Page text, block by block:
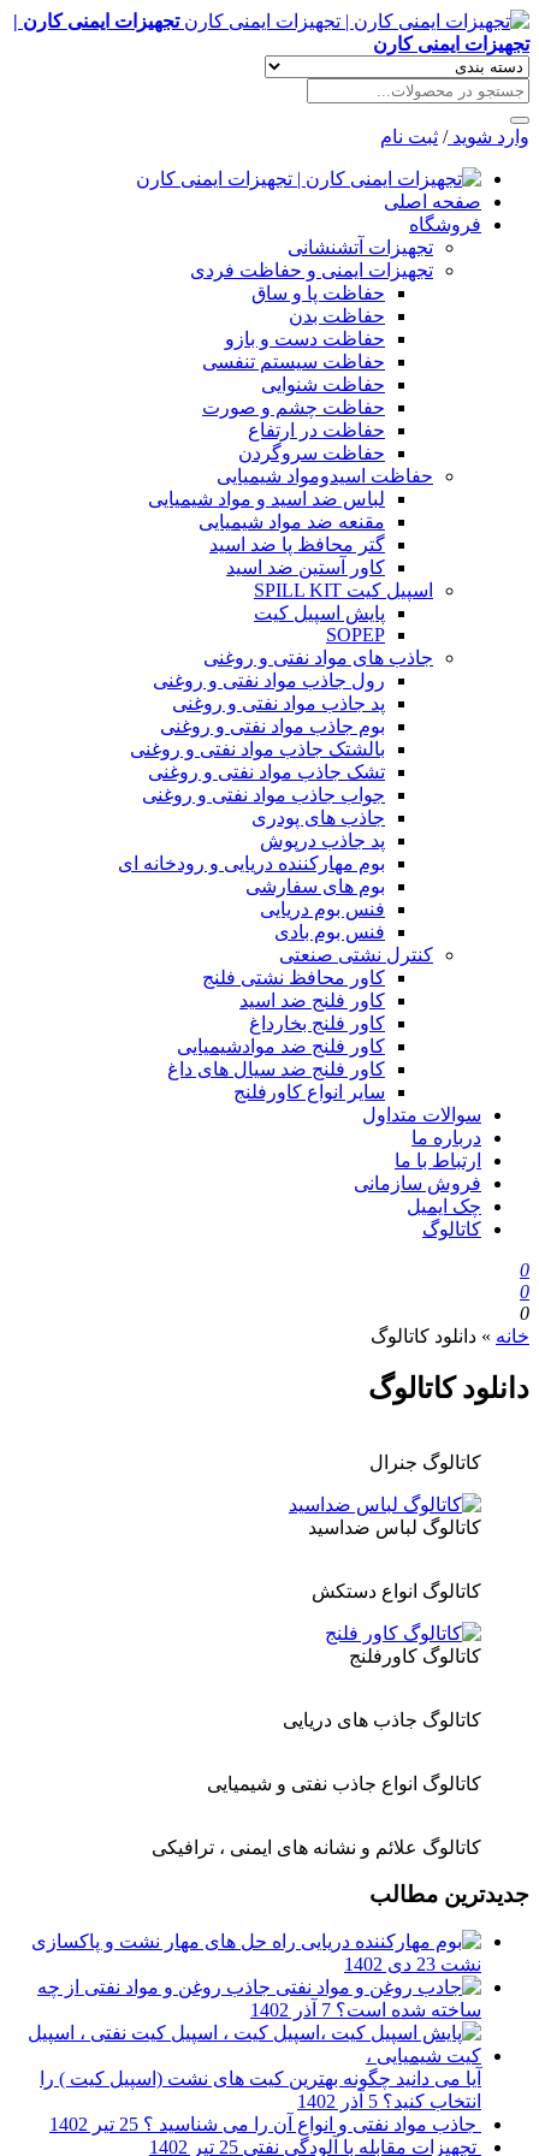
تجهیزات ایمنی کارن |
تجهیزات ایمنی کارن
وارد شوید / ثبت نام
صفحه اصلی
فروشگاه
تجهیزات آتشنشانی
تجهیزات ایمنی و حفاظت فردی
حفاظت پا و ساق
حفاظت بدن
حفاظت دست و بازو
حفاظت سیستم تنفسی
حفاظت شنوایی
حفاظت چشم و صورت
حفاظت در ارتفاع
حفاظت سروگردن
حفاظت اسیدومواد شیمیایی
لباس ضد اسید و مواد شیمیایی
مقنعه ضد مواد شیمیایی
گتر محافظ پا ضد اسید
کاور آستین ضد اسید
اسپیل کیت SPILL KIT
پایش اسپیل کیت
SOPEP
جاذب های مواد نفتی و روغنی
رول جاذب مواد نفتی و روغنی
پد جاذب مواد نفتی و روغنی
بوم جاذب مواد نفتی و روغنی
بالشتک جاذب مواد نفتی و روغنی
تشک جاذب مواد نفتی و روغنی
جواب جاذب مواد نفتی و روغنی
جاذب های پودری
پد جاذب درپوش
بوم مهارکننده دریایی و رودخانه ای
بوم های سفارشی
فنس بوم دریایی
فنس بوم بادی
کنترل نشتی صنعتی
کاور محافظ نشتی فلنج
کاور فلنج ضد اسید
کاور فلنج بخارداغ
کاور فلنج ضد موادشیمیایی
کاور فلنج ضد سیال های داغ
سایر انواع کاورفلنج
سوالات متداول
درباره ما
ارتباط با ما
فروش سازمانی
چک ایمیل
کاتالوگ
0
0
0
خانه » دانلود کاتالوگ
دانلود کاتالوگ
کاتالوگ جنرال
کاتالوگ لباس ضداسید
کاتالوگ انواع دستکش
کاتالوگ کاورفلنج
کاتالوگ جاذب های دریایی
کاتالوگ انواع جاذب نفتی و شیمیایی
کاتالوگ علائم و نشانه های ایمنی ، ترافیکی
جدیدترین مطالب
راه حل های مهار نشت و پاکسازی
نشت 23 دی 1402
جاذب روغن و مواد نفتی از چه
ساخته شده است؟ 7 آذر 1402
آیا می دانید چگونه بهترین کیت های نشت (اسپیل کیت ) را
انتخاب کنید؟ 5 آذر 1402
جاذب مواد نفتی و انواع آن را می شناسید ؟ 25 تیر 1402
تجهیزات مقابله با آلودگی نفتی 25 تیر 1402